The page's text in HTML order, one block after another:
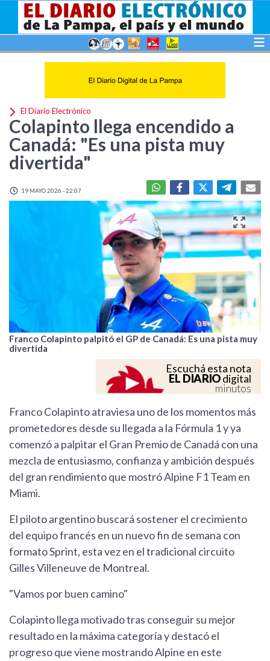
El Diario Electrónico
Colapinto llega encendido a
Canadá: "Es una pista muy
divertida"
19 MAYO 2026 - 22:07
Franco Colapinto palpitó el GP de Canadá: Es una pista muy
divertida
Escuchá esta nota
EL DIARIOdigital
minutos
Franco Colapinto atraviesa uno de los momentos más
prometedores desde su llegada a la Fórmula 1 y ya
comenzó a palpitar el Gran Premio de Canadá con una
mezcla de entusiasmo, confianza y ambición después
del gran rendimiento que mostró Alpine F1 Team en
Miami.
El piloto argentino buscará sostener el crecimiento
del equipo francés en un nuevo fin de semana con
formato Sprint, esta vez en el tradicional circuito
Gilles Villeneuve de Montreal.
"Vamos por buen camino"
Colapinto llega motivado tras conseguir su mejor
resultado en la máxima categoría y destacó el
progreso que viene mostrando Alpine en este